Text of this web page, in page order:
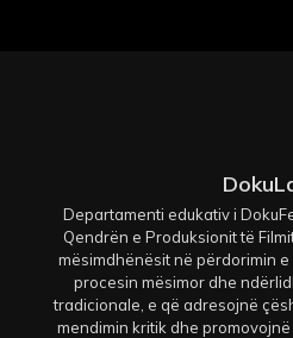
Departamenti edukativ i
Qendrën e Produksionit të
mësimdhënësit në përdorimin
procesin mësimor dhe
tradicionale, e që adresojnë
mendimin kritik dhe